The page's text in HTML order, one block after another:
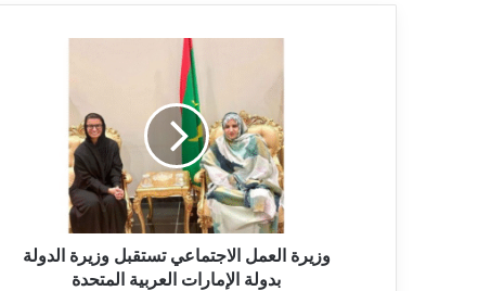
وزيرة العمل الاجتماعي تستقبل وزيرة الدولة
بدولة الإمارات العربية المتحدة